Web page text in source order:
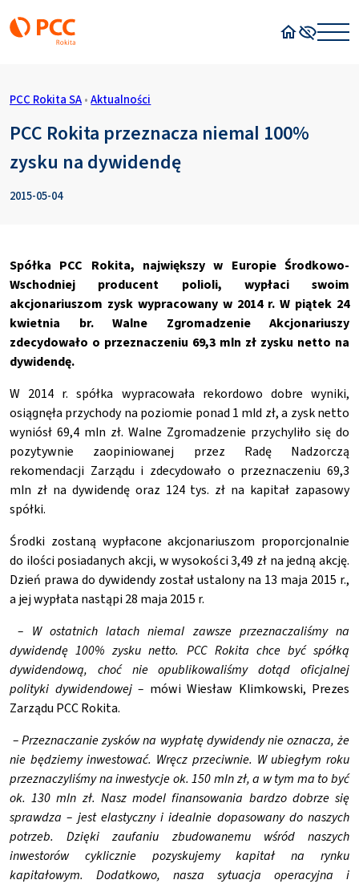
PCC Rokita SA • Aktualności
PCC Rokita przeznacza niemal 100%
zysku na dywidendę
2015-05-04
Spółka PCC Rokita, największy w Europie Środkowo-
Wschodniej producent polioli, wypłaci swoim
akcjonariuszom zysk wypracowany w 2014 r. W piątek 24
kwietnia br. Walne Zgromadzenie Akcjonariuszy
zdecydowało o przeznaczeniu 69,3 mln zł zysku netto na
dywidendę.
W 2014 r. spółka wypracowała rekordowo dobre wyniki,
osiągnęła przychody na poziomie ponad 1 mld zł, a zysk netto
wyniósł 69,4 mln zł. Walne Zgromadzenie przychyliło się do
pozytywnie zaopiniowanej przez Radę Nadzorczą
rekomendacji Zarządu i zdecydowało o przeznaczeniu 69,3
mln zł na dywidendę oraz 124 tys. zł na kapitał zapasowy
spółki.
Środki zostaną wypłacone akcjonariuszom proporcjonalnie
do ilości posiadanych akcji, w wysokości 3,49 zł na jedną akcję.
Dzień prawa do dywidendy został ustalony na 13 maja 2015 r.,
a jej wypłata nastąpi 28 maja 2015 r.
– W ostatnich latach niemal zawsze przeznaczaliśmy na
dywidendę 100% zysku netto. PCC Rokita chce być spółką
dywidendową, choć nie opublikowaliśmy dotąd oficjalnej
polityki dywidendowej – mówi Wiesław Klimkowski, Prezes
Zarządu PCC Rokita.
– Przeznaczanie zysków na wypłatę dywidendy nie oznacza, że
nie będziemy inwestować. Wręcz przeciwnie. W ubiegłym roku
przeznaczyliśmy na inwestycje ok. 150 mln zł, a w tym ma to być
ok. 130 mln zł. Nasz model finansowania bardzo dobrze się
sprawdza – jest elastyczny i idealnie dopasowany do naszych
potrzeb. Dzięki zaufaniu zbudowanemu wśród naszych
inwestorów cyklicznie pozyskujemy kapitał na rynku
kapitałowym. Dodatkowo, nasza sytuacja operacyjna i